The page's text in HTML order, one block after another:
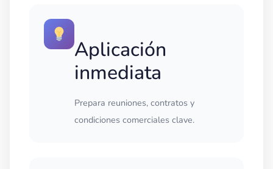
Aplicación
inmediata
Prepara reuniones, contratos y
condiciones comerciales clave.